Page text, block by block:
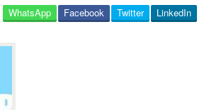
LinkedIn
Twitter
Facebook
WhatsApp